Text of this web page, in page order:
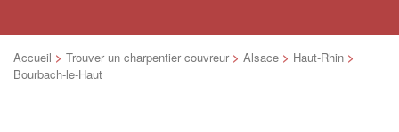
Accueil > Trouver un charpentier couvreur > Alsace > Haut-Rhin >
Bourbach-le-Haut